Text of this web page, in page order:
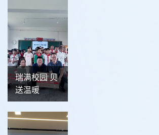
瑞满校园 贝
送温暖